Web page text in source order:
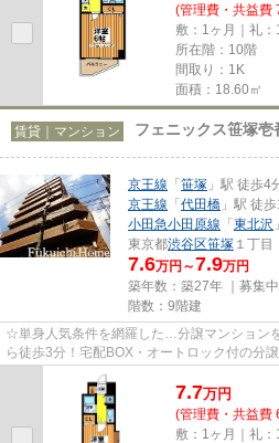
(管理費・共益費
敷：1ヶ月｜礼：
所在階：10階
間取り：1K
面積：18.60㎡
賃貸｜マンション フェニックス笹塚壱
京王線 「笹塚 」駅 徒歩4
京王線 「代田橋 」駅 徒
小田急小田原線 「東北沢
東京都渋谷区笹塚 １丁目
7.6万円～7.9万円
築年数：築27年 ｜募集中
階数：9階建
☆単身人気条件を網羅した…分譲マンション
ら徒歩3分！宅配BOX・オートロック付の分
き、明るい室内、室内洗濯機置き場と...
7.7万円
(管理費・共益費
敷：1ヶ月｜礼：